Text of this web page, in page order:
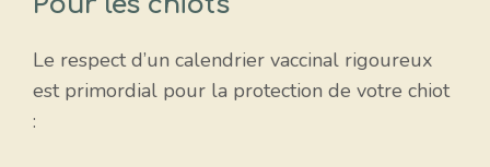
Le respect d’un calendrier vaccinal rigoureux
est primordial pour la protection de votre chiot
: